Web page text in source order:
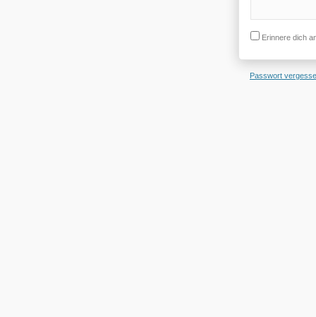
Erinnere dich
Passwort